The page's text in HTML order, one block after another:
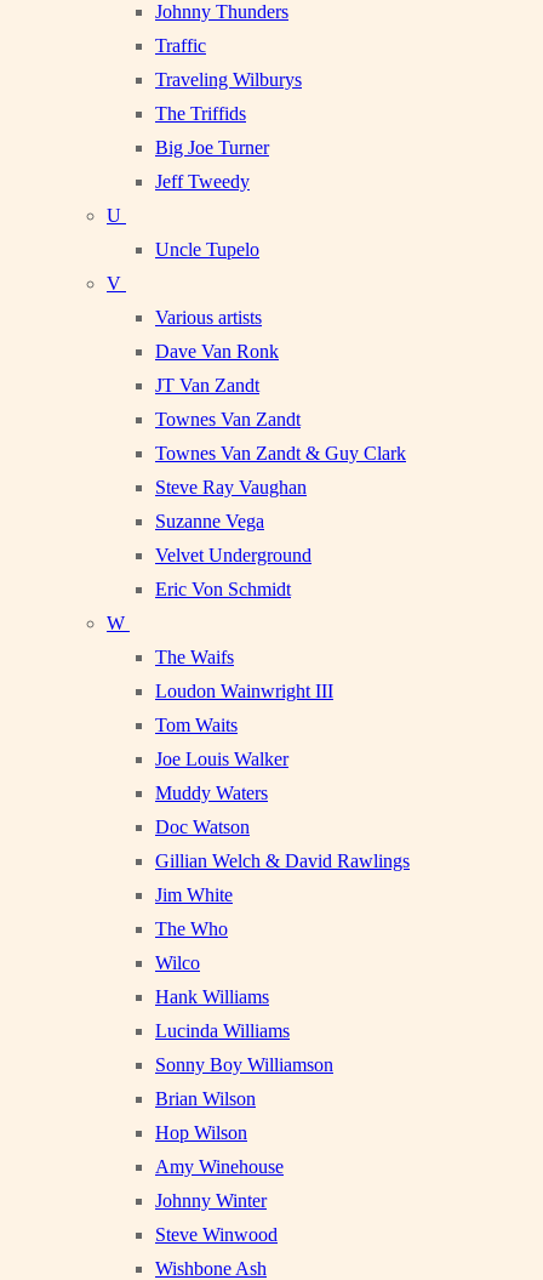
Johnny Thunders
Traffic
Traveling Wilburys
The Triffids
Big Joe Turner
Jeff Tweedy
U
Uncle Tupelo
V
Various artists
Dave Van Ronk
JT Van Zandt
Townes Van Zandt
Townes Van Zandt & Guy Clark
Steve Ray Vaughan
Suzanne Vega
Velvet Underground
Eric Von Schmidt
W
The Waifs
Loudon Wainwright III
Tom Waits
Joe Louis Walker
Muddy Waters
Doc Watson
Gillian Welch & David Rawlings
Jim White
The Who
Wilco
Hank Williams
Lucinda Williams
Sonny Boy Williamson
Brian Wilson
Hop Wilson
Amy Winehouse
Johnny Winter
Steve Winwood
Wishbone Ash